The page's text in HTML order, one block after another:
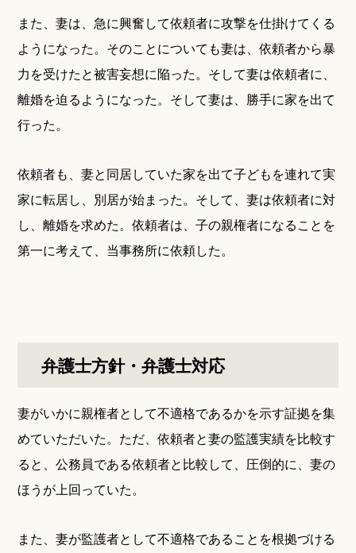
また、妻は、急に興奮して依頼者に攻撃を仕掛けてくる
ようになった。そのことについても妻は、依頼者から暴
力を受けたと被害妄想に陥った。そして妻は依頼者に、
離婚を迫るようになった。そして妻は、勝手に家を出て
行った。
依頼者も、妻と同居していた家を出て子どもを連れて実
家に転居し、別居が始まった。そして、妻は依頼者に対
し、離婚を求めた。依頼者は、子の親権者になることを
第一に考えて、当事務所に依頼した。
弁護士方針・弁護士対応
妻がいかに親権者として不適格であるかを示す証拠を集
めていただいた。ただ、依頼者と妻の監護実績を比較す
ると、公務員である依頼者と比較して、圧倒的に、妻の
ほうが上回っていた。
また、妻が監護者として不適格であることを根拠づける